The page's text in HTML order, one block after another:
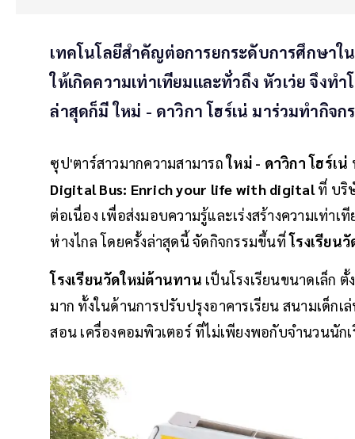
เทคโนโลยีสำคัญต่อการยกระดับการศึกษาใ
ให้เกิดความเท่าเทียมและทั่วถึง หัวเว่ย จึงท
ล่าสุดก็มี ใหม่ - ดาวิกา โฮร์เน่ มาร่วมทำกิจก
ซุป'ตาร์สาวมากความสามารถใหม่ - ดาวิกา โฮร์เน่
Digital Bus: Enrich your life with digitalที่ บริ
ต่อเนื่อง เพื่อส่งมอบความรู้และเร่งสร้างความเท่
ห่างไกล โดยครั้งล่าสุดนี้ จัดกิจกรรมขึ้นที่โรงเรียน
โรงเรียนวัดใหม่ต้านทาน เป็นโรงเรียนขนาดเล็ก
มาก ทั้งในด้านการปรับปรุงอาคารเรียน สนามเด็กเ
สอน เครื่องคอมพิวเตอร์ ที่ไม่เพียงพอกับจำนวนนัก